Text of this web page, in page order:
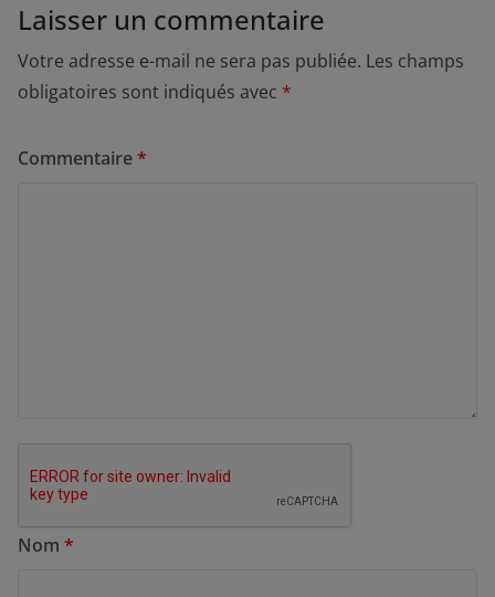
Laisser un commentaire
Votre adresse e-mail ne sera pas publiée. Les champs
obligatoires sont indiqués avec *
Commentaire*
Nom *